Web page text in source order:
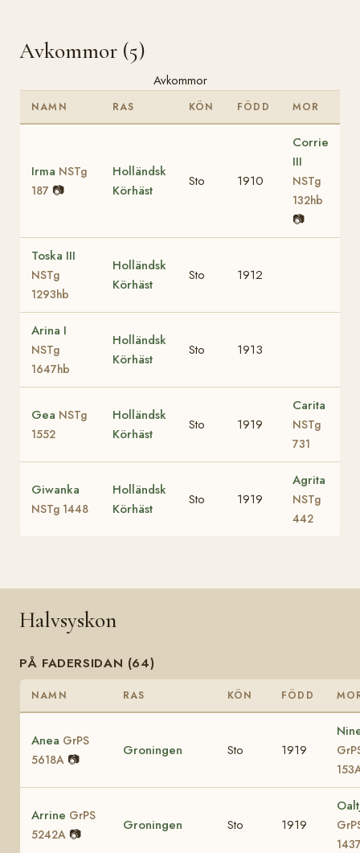
Avkommor (5)
Avkommor
NAMN RAS KÖN FÖDD MOR
Irma NSTg
187 📷
Holländsk
Körhäst
Sto 1910
Corrie
III
NSTg
132hb
📷
Toska III
NSTg
1293hb
Holländsk
Körhäst
Sto 1912
Arina I
NSTg
1647hb
Holländsk
Körhäst
Sto 1913
Gea NSTg
1552
Holländsk
Körhäst
Sto 1919
Carita
NSTg
731
Giwanka
NSTg 1448
Holländsk
Körhäst
Sto 1919
Agrita
NSTg
442
Halvsyskon
PÅ FADERSIDAN (64)
NAMN RAS KÖN FÖDD
Anea GrPS
5618A 📷
Groningen Sto 1919
Arrine GrPS
5242A 📷
Groningen Sto 1919